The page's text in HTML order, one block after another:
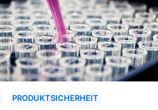
PRODUKTSICHERHEIT